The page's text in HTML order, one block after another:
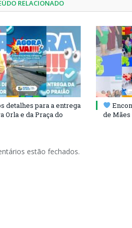
RELACIONADO
detalhes para a entrega
Orla e da Praça do
de
estão fechados.